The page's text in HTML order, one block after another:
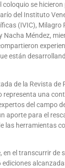
coloquio se hicieron
del Instituto
(IVIC), Milagro
Nacha Méndez,
están
de la Revista de
representa una
del campo
aporte para el
las herramientas
en el transcurrir de
ediciones